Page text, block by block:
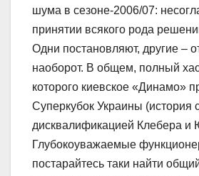
шума в сезоне-2006/07:
принятии всякого рода
Одни постановляют, другие –
наоборот. В общем, полный
которого киевское «Динамо»
Суперкубок Украины (история
дисквалификацией Клебера и
Глубокоуважаемые
постарайтесь таки найти